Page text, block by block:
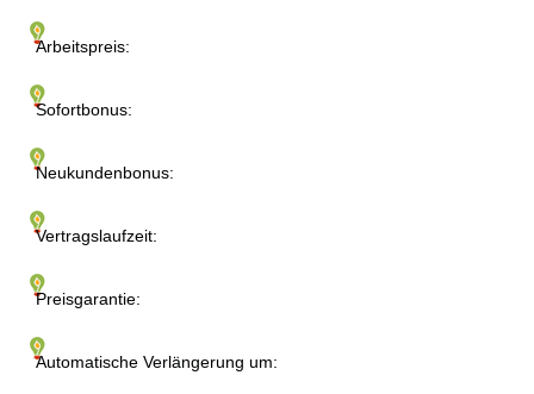
Arbeitspreis:
Sofortbonus:
Neukundenbonus:
Vertragslaufzeit:
Preisgarantie:
Automatische Verlängerung um: